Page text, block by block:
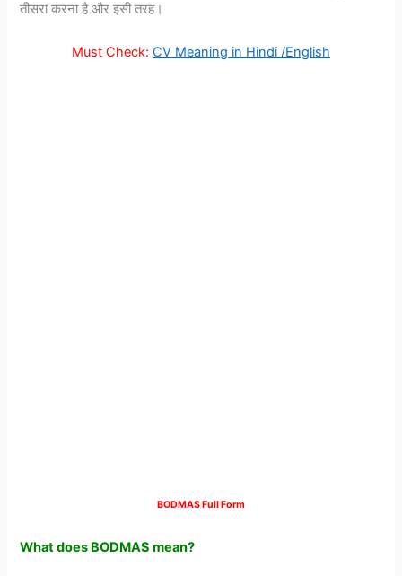
तीसरा करना है और इसी तरह।
Must Check: CV Meaning in Hindi /English
BODMAS Full Form
What does BODMAS mean?